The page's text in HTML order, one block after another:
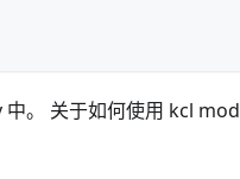
。 关于如何使用 kcl mod